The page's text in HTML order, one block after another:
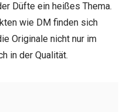
Düfte ein heißes Thema.
wie DM finden sich
Originale nicht nur im
in der Qualität.